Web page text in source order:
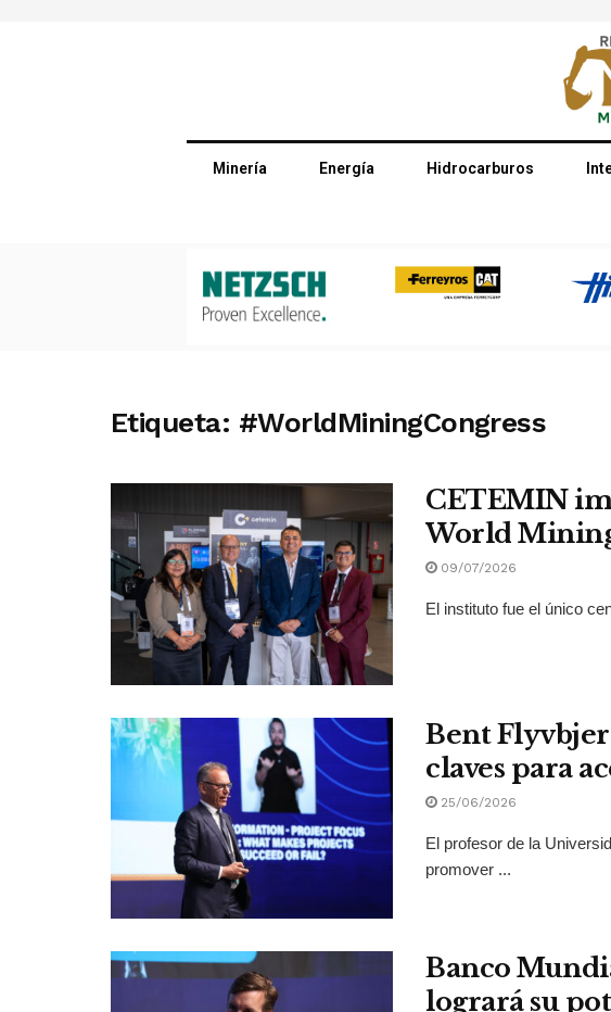
Minería Energía Hidrocarburos
Etiqueta: #WorldMiningCongress
CETEMIN
World
09/07/2026
El instituto fue el único
Bent
claves para
25/06/2026
El profesor de la
promover ...
Banco
logrará su